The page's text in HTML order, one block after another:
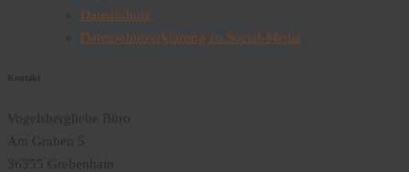
Datenschutz
Datenschutzerklärung zu Social-Media
Kontakt
Vogelsbergliebe Büro
Am Graben 5
36355 Grebenhain